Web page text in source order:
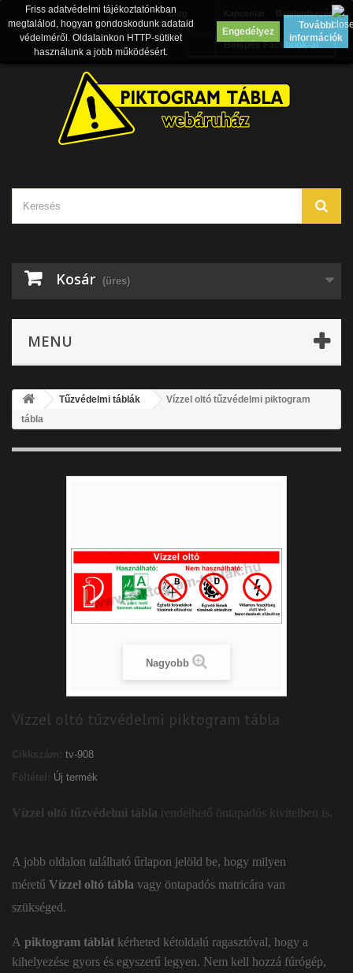
Bejelentkezés
Blog
Belépés Facebook-al
Kosár (üres)
MENU
Friss adatvédelmi tájékoztatónkban
megtalálod, hogyan gondoskodunk adataid
védelméről. Oldalainkon HTTP-sütiket
használunk a jobb működésért.
Engedélyez
További
információk
Tűzvédelmi táblák
Vízzel oltó tűzvédelmi piktogram
tábla
Nagyobb
Vízzel oltó tűzvédelmi piktogram tábla
Cikkszám: tv-908
Feltétel: Új termék
Vízzel oltó tűzvédelmi tábla rendelhető öntapadós kivitelben is.
A jobb oldalon található űrlapon jelöld be, hogy milyen
méretű Vízzel oltó tábla vagy öntapadós matricára van
szükséged.
A piktogram táblát kérheted kétoldalú ragasztóval, hogy a
kihelyezése gyors és egyszerű legyen. Nem kell hozzá fúrógép,